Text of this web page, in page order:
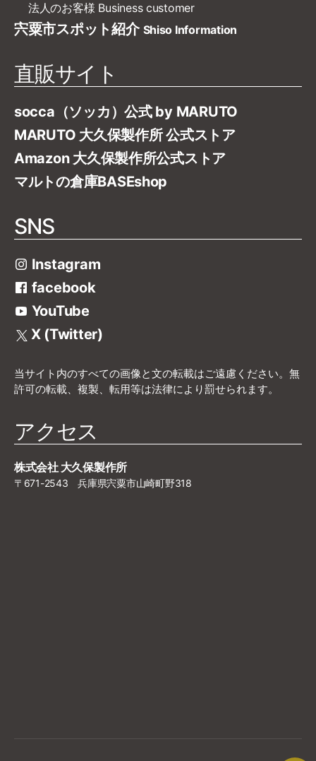
法人のお客様 Business customer
宍粟市スポット紹介 Shiso Information
直販サイト
socca（ソッカ）公式 by MARUTO
MARUTO 大久保製作所 公式ストア
Amazon 大久保製作所公式ストア
マルトの倉庫BASEshop
SNS
Instagram
facebook
YouTube
X (Twitter)
当サイト内のすべての画像と文の転載はご遠慮ください。無
許可の転載、複製、転用等は法律により罰せられます。
アクセス
株式会社 大久保製作所
〒671-2543 兵庫県宍粟市山崎町野318